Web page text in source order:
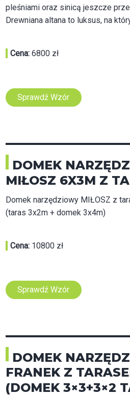
pleśniami oraz sinicą jeszcze
Drewniana altana to luksus, na
Cena:6800 zł
Sprawdź Wzór
DOMEK
MIŁOSZ 6X3M Z
Domek narzędziowy MIŁOSZ z
(taras 3x2m + domek 3x4m)
Cena: 10800 zł
Sprawdź Wzór
DOMEK
FRANEK Z
(DOMEK 3×3+3×2